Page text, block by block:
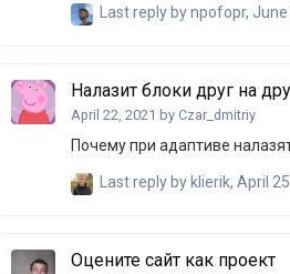
где-то ошибка в js коде?Сам
Last reply bynpofopr, June
Налазит блоки друг на
April 22, 2021 by Czar_dmitriy
Почему при адаптиве
Last reply by klierik, April
Оцените сайт как проект